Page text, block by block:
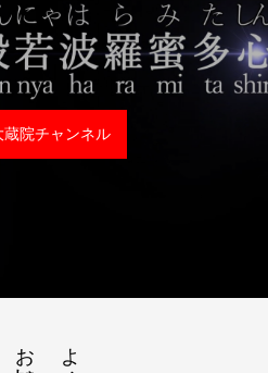
蔵院チャンネル